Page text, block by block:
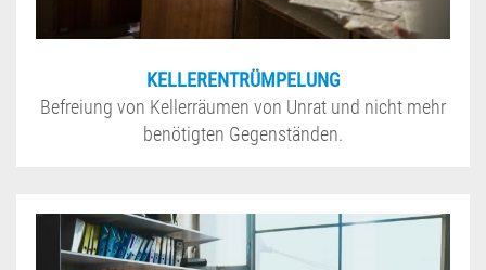
KELLERENTRÜMPELUNG
Befreiung von Kellerräumen von Unrat und nicht mehr
benötigten Gegenständen.